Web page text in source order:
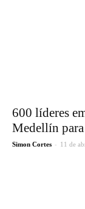
600 líderes
Medellín
Simon Cortes - 11 de